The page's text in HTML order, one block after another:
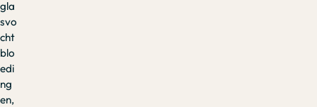
gla
svo
cht
blo
edi
ng
en,